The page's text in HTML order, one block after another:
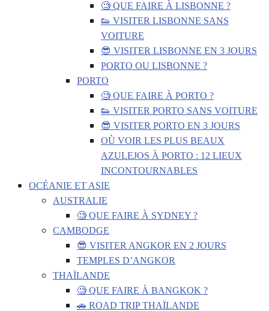
🧐 QUE FAIRE À LISBONNE ?
👟 VISITER LISBONNE SANS
VOITURE
😎 VISITER LISBONNE EN 3 JOURS
PORTO OU LISBONNE ?
PORTO
🧐 QUE FAIRE À PORTO ?
👟 VISITER PORTO SANS VOITURE
😎 VISITER PORTO EN 3 JOURS
OÙ VOIR LES PLUS BEAUX
AZULEJOS À PORTO : 12 LIEUX
INCONTOURNABLES
OCÉANIE ET ASIE
AUSTRALIE
🧐 QUE FAIRE À SYDNEY ?
CAMBODGE
😎 VISITER ANGKOR EN 2 JOURS
TEMPLES D’ANGKOR
THAÏLANDE
🧐 QUE FAIRE À BANGKOK ?
🚗 ROAD TRIP THAÏLANDE